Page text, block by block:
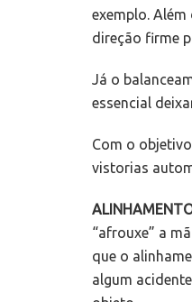
exemplo.
direção firme
Já o
essencial
Com o
vistorias
“afrouxe” a
que o
algum